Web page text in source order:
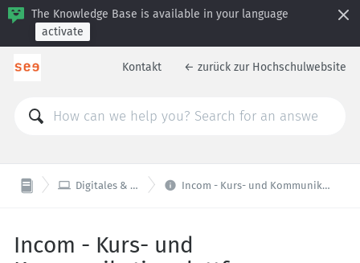
The Knowledge Base is available in your language
activate
Kontakt ← zurück zur Hochschulwebsite
 Digitales & Technik  Incom - Kurs- und Kommunikationplattform
Incom - Kurs- und